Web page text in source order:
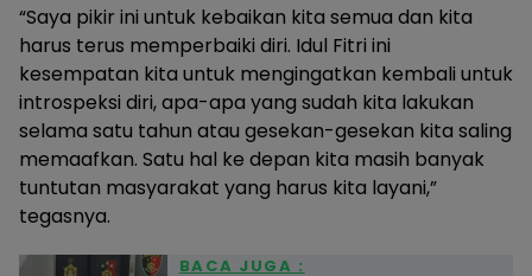
“Saya pikir ini untuk kebaikan kita semua dan kita
harus terus memperbaiki diri. Idul Fitri ini
kesempatan kita untuk mengingatkan kembali untuk
introspeksi diri, apa-apa yang sudah kita lakukan
selama satu tahun atau gesekan-gesekan kita saling
memaafkan. Satu hal ke depan kita masih banyak
tuntutan masyarakat yang harus kita layani,”
tegasnya.
BACA JUGA :